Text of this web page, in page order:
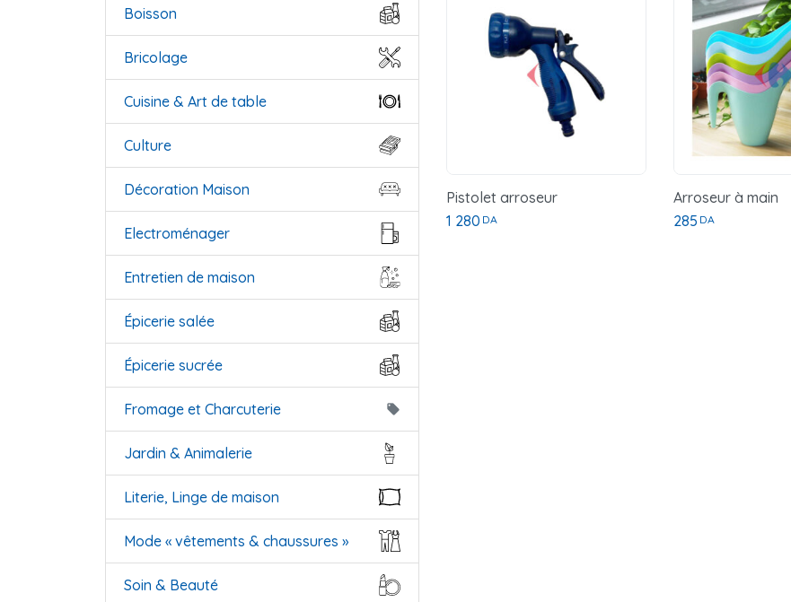
Boisson
Bricolage
Cuisine & Art de table
Culture
Décoration Maison
Electroménager
Entretien de maison
Épicerie salée
Épicerie sucrée
Fromage et Charcuterie local_offer
Jardin & Animalerie
Literie, Linge de maison
Mode « vêtements & chaussures »
Soin & Beauté
Pistolet arroseur
1 280 DA
Arroseur à main
285 DA